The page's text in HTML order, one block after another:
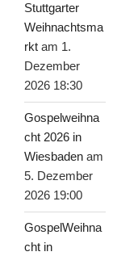
Stuttgarter
Weihnachtsma
rkt am 1.
Dezember
2026 18:30
Gospelweihna
cht 2026 in
Wiesbaden am
5. Dezember
2026 19:00
GospelWeihna
cht in